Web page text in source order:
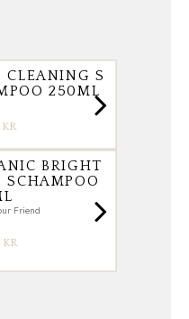
CLEANING S
250ML
KR
BRIGHT
SCHAMPOO
Friend
KR